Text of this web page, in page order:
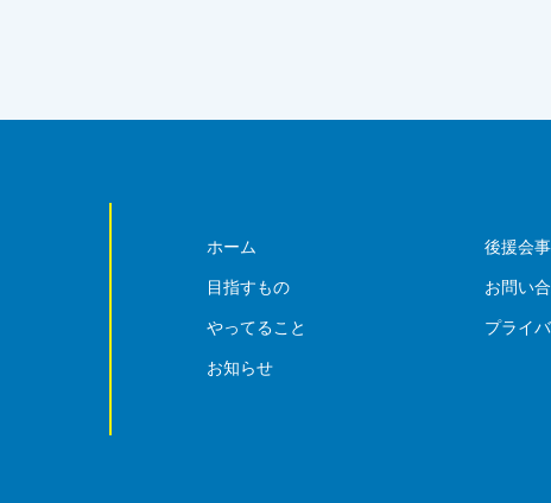
ホーム
目指すもの
やってること
お知らせ
後援会
お問い
プライ